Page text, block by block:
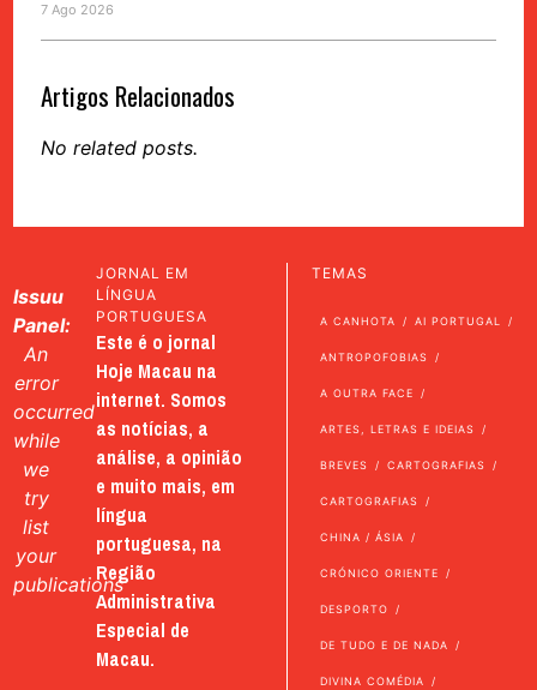
7 Ago 2026
Artigos Relacionados
No related posts.
Issuu
Panel:
An
error
occurred
while
we
try
list
your
publications
JORNAL EM
LÍNGUA
PORTUGUESA
Este é o jornal
Hoje Macau na
internet. Somos
as notícias, a
análise, a opinião
e muito mais, em
língua
portuguesa, na
Região
Administrativa
Especial de
Macau.
TEMAS
A CANHOTA AI PORTUGAL
ANTROPOFOBIAS
A OUTRA FACE
ARTES, LETRAS E IDEIAS
BREVES CARTOGRAFIAS
CARTOGRAFIAS
CHINA / ÁSIA
CRÓNICO ORIENTE
DESPORTO
DE TUDO E DE NADA
DIVINA COMÉDIA